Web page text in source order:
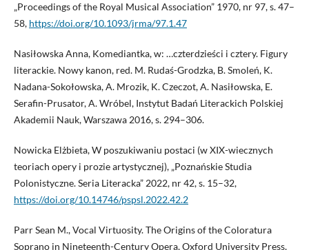
„Proceedings of the Royal Musical Association” 1970, nr 97, s. 47–
58, https://doi.org/10.1093/jrma/97.1.47
Nasiłowska Anna, Komediantka, w: …czterdzieści i cztery. Figury
literackie. Nowy kanon, red. M. Rudaś-Grodzka, B. Smoleń, K.
Nadana-Sokołowska, A. Mrozik, K. Czeczot, A. Nasiłowska, E.
Serafin-Prusator, A. Wróbel, Instytut Badań Literackich Polskiej
Akademii Nauk, Warszawa 2016, s. 294–306.
Nowicka Elżbieta, W poszukiwaniu postaci (w XIX-wiecznych
teoriach opery i prozie artystycznej), „Poznańskie Studia
Polonistyczne. Seria Literacka” 2022, nr 42, s. 15–32,
https://doi.org/10.14746/pspsl.2022.42.2
Parr Sean M., Vocal Virtuosity. The Origins of the Coloratura
Soprano in Nineteenth-Century Opera, Oxford University Press,